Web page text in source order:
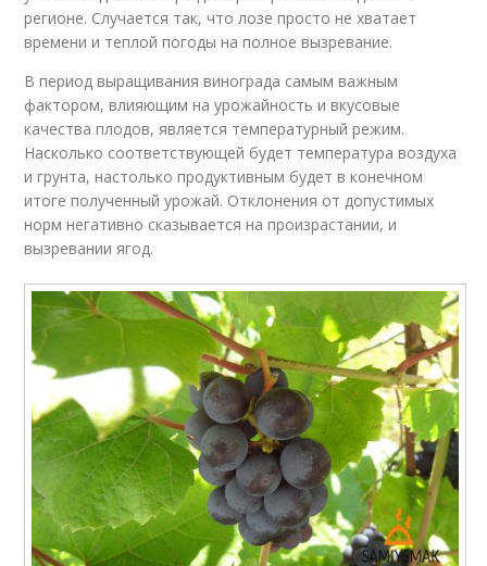
регионе. Случается так, что лозе просто не хватает
времени и теплой погоды на полное вызревание.
В период выращивания винограда самым важным
фактором, влияющим на урожайность и вкусовые
качества плодов, является температурный режим.
Насколько соответствующей будет температура воздуха
и грунта, настолько продуктивным будет в конечном
итоге полученный урожай. Отклонения от допустимых
норм негативно сказывается на произрастании, и
вызревании ягод.